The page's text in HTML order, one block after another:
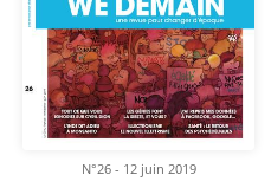
N°26 - 12 juin 2019